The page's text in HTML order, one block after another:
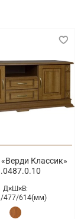
Классик»
Д×Ш×В:
477/614(мм)